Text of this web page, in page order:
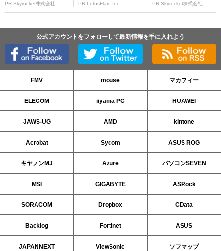
PR Skyrocket株式会社 PR LotusFlare Inc PR Skyrocket株式会社
公式アカウントをフォローして最新情報を手に入れよう
FMV mouse マカフィー
ELECOM iiyama PC HUAWEI
JAWS-UG AMD kintone
Acrobat Sycom ASUS ROG
キヤノンMJ Azure パソコンSEVEN
MSI GIGABYTE ASRock
SORACOM Dropbox CData
Backlog Fortinet ASUS
JAPANNEXT ViewSonic ソフマップ